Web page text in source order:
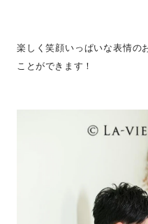
楽しく笑顔いっぱいな表情の
ことができます！